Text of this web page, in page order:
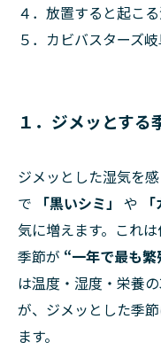
４．放置すると起こ
５．カビバスターズ
１．ジメッとする
ジメッとした湿気を
で
「黒いシミ」 や
気に増えます。これ
季節が “一年で最も
は温度・湿度・栄養
が、ジメッとした季
ます。